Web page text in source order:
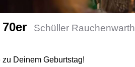
Schüller Rauchenwarth
Deinem Geburtstag!